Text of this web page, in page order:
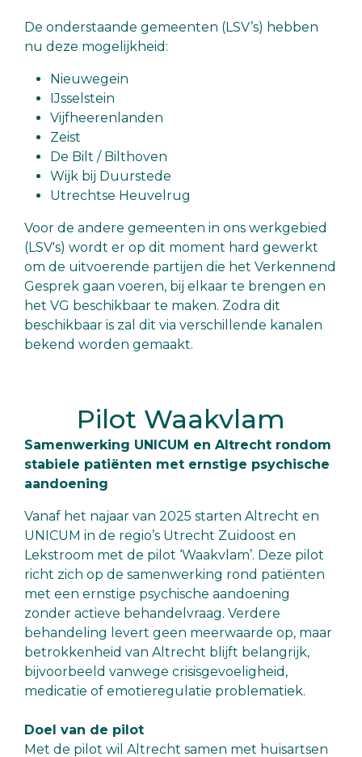
De onderstaande gemeenten (LSV’s) hebben
nu deze mogelijkheid:
Nieuwegein
IJsselstein
Vijfheerenlanden
Zeist
De Bilt / Bilthoven
Wijk bij Duurstede
Utrechtse Heuvelrug
Voor de andere gemeenten in ons werkgebied
(LSV's) wordt er op dit moment hard gewerkt
om de uitvoerende partijen die het Verkennend
Gesprek gaan voeren, bij elkaar te brengen en
het VG beschikbaar te maken. Zodra dit
beschikbaar is zal dit via verschillende kanalen
bekend worden gemaakt.
Pilot Waakvlam
Samenwerking UNICUM en Altrecht rondom
stabiele patiënten met ernstige psychische
aandoening
Vanaf het najaar van 2025 starten Altrecht en
UNICUM in de regio’s Utrecht Zuidoost en
Lekstroom met de pilot ‘Waakvlam’. Deze pilot
richt zich op de samenwerking rond patiënten
met een ernstige psychische aandoening
zonder actieve behandelvraag. Verdere
behandeling levert geen meerwaarde op, maar
betrokkenheid van Altrecht blijft belangrijk,
bijvoorbeeld vanwege crisisgevoeligheid,
medicatie of emotieregulatie problematiek.
Doel van de pilot
Met de pilot wil Altrecht samen met huisartsen